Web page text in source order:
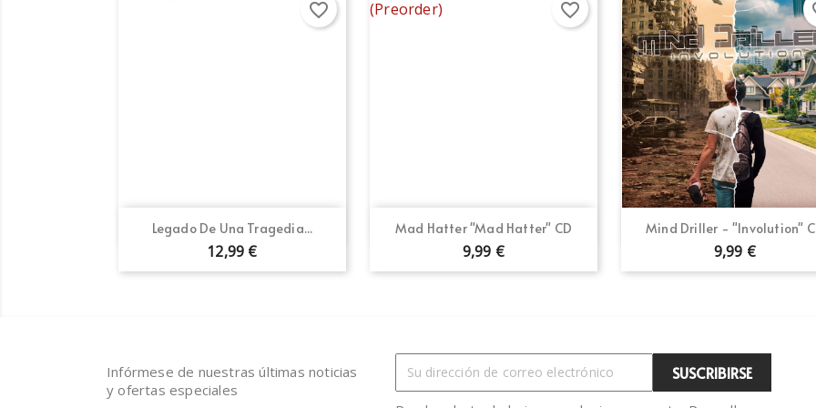
Legado De Una Tragedia...
12,99 €
Vista rápida
favorite_border
Mad Hatter "Mad Hatter" CD
9,99 €
Vista rápida
favorite_border
Mind Driller - "Involution"
9,99 €
Vista rápida
Infórmese de nuestras últimas noticias
y ofertas especiales